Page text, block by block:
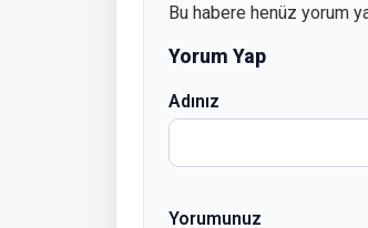
Bu habere henüz yorum
Yorum Yap
Adınız
Yorumunuz